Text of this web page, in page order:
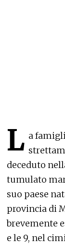
L a
deceduto
tumulato
suo paese
provincia di
brevemente
e le 9, nel